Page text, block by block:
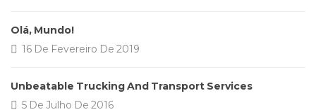
Olá, Mundo!
16 De Fevereiro De 2019
Unbeatable Trucking And Transport Services
5 De Julho De 2016